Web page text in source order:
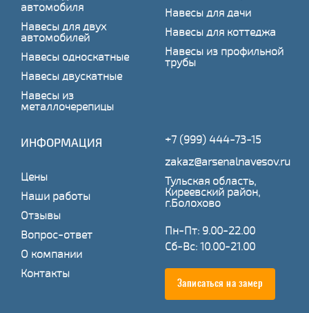
автомобиля
Навесы для двух
автомобилей
Навесы односкатные
Навесы двускатные
Навесы из
металлочерепицы
Навесы для дачи
Навесы для коттеджа
Навесы из профильной
трубы
ИНФОРМАЦИЯ
Цены
Наши работы
Отзывы
Вопрос-ответ
О компании
Контакты
+7 (999) 444-73-15
zakaz@arsenalnavesov.ru
Тульская область,
Киреевский район,
г.Болохово
Пн-Пт: 9.00-22.00
Сб-Вс: 10.00-21.00
Записаться на замер